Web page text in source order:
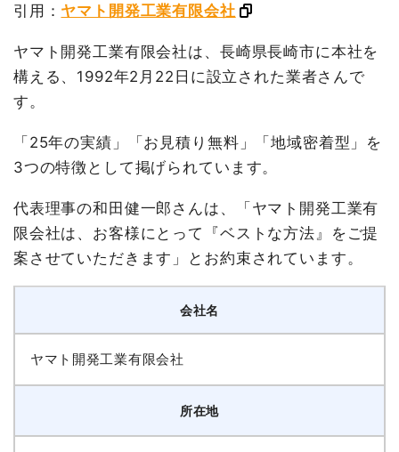
引用： ヤマト開発工業有限会社
ヤマト開発工業有限会社は、長崎県長崎市に本社を
構える、1992年2月22日に設立された業者さんで
す。
「25年の実績」「お見積り無料」「地域密着型」を
3つの特徴として掲げられています。
代表理事の和田健一郎さんは、「ヤマト開発工業有
限会社は、お客様にとって『ベストな方法』をご提
案させていただきます」とお約束されています。
会社名
ヤマト開発工業有限会社
所在地